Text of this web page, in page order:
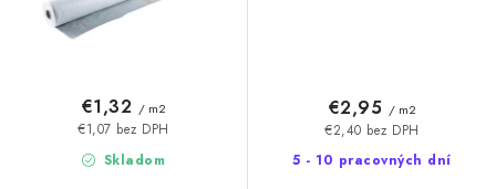
Skladom
€1,07 bez DPH
€1,32 / m2
5 - 10 pracovných dní
€2,40 bez DPH
€2,95 / m2